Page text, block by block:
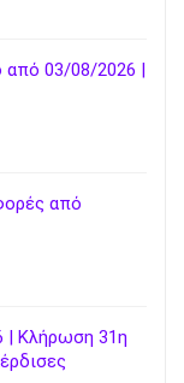
από 03/08/2026 |
από
| Κλήρωση 31η